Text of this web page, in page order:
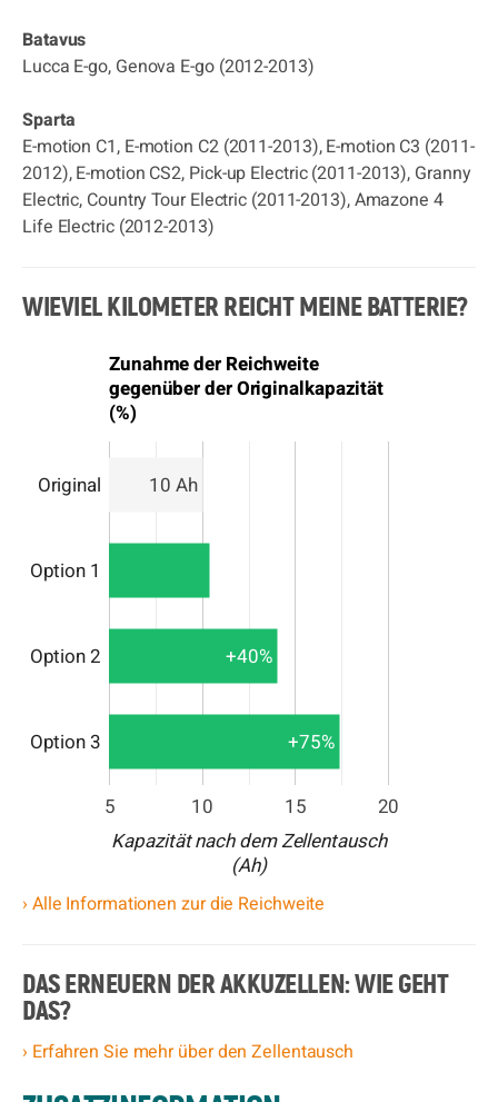
Batavus
Lucca E-go, Genova E-go (2012-2013)
Sparta
E-motion C1, E-motion C2 (2011-2013), E-motion C3 (2011-
2012), E-motion CS2, Pick-up Electric (2011-2013), Granny
Electric, Country Tour Electric (2011-2013), Amazone 4
Life Electric (2012-2013)
WIEVIEL KILOMETER REICHT MEINE BATTERIE?
Zunahme der Reichweite
gegenüber der Originalkapazität
(%)
5 10 15 20
Original
Option 1
Option 2
Option 3
10 Ah
+40%
+75%
Kapazität nach dem Zellentausch
(Ah)
› Alle Informationen zur die Reichweite
DAS ERNEUERN DER AKKUZELLEN: WIE GEHT
DAS?
› Erfahren Sie mehr über den Zellentausch